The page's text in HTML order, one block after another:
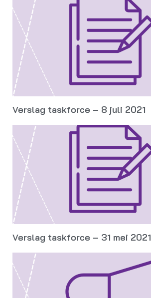
Verslag taskforce – 8 juli 2021
Verslag taskforce – 31 mei 2021